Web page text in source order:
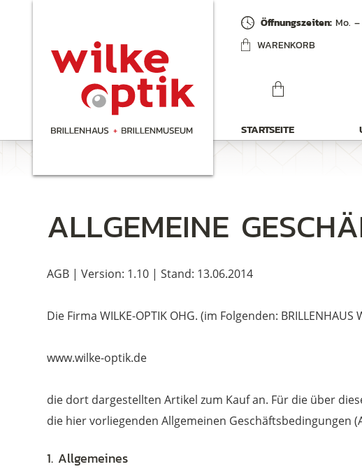
Öffnungszeiten:Mo. –
WARENKORB
STARTSEITE
ALLGEMEINE
AGB | Version: 1.10 | Stand: 13.06.2014
Die Firma WILKE-OPTIK OHG. (im Folgenden:
www.wilke-optik.de
die dort dargestellten Artikel zum Kauf an. Für die über
die hier vorliegenden Allgemeinen Geschäftsbedingungen
1. Allgemeines